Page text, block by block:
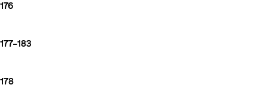
176
177–183
178